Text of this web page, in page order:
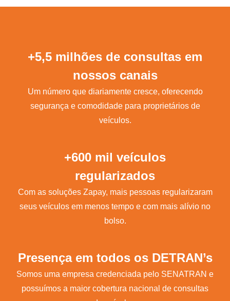
+5,5 milhões de consultas em
nossos canais
Um número que diariamente cresce, oferecendo
segurança e comodidade para proprietários de
veículos.
+600 mil veículos
regularizados
Com as soluções Zapay, mais pessoas regularizaram
seus veículos em menos tempo e com mais alívio no
bolso.
Presença em todos os DETRAN’s
Somos uma empresa credenciada pelo SENATRAN e
possuímos a maior cobertura nacional de consultas